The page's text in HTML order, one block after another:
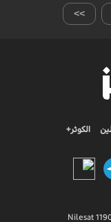
>>
الكوثر+
Nilesat